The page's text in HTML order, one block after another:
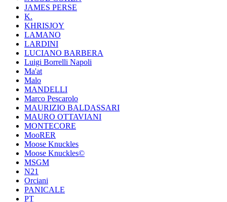
JAMES PERSE
K.
KHRISJOY
LAMANO
LARDINI
LUCIANO BARBERA
Luigi Borrelli Napoli
Ma'at
Malo
MANDELLI
Marco Pescarolo
MAURIZIO BALDASSARI
MAURO OTTAVIANI
MONTECORE
MooRER
Moose Knuckles
Moose Knuckles©️
MSGM
N21
Orciani
PANICALE
PT